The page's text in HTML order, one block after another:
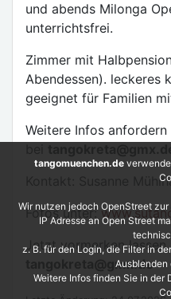
und abends Milonga
unterrichtsfrei.
Zimmer mit
Abendessen). leckeres
geeignet für Familien
Weitere Infos anfordern
Kontakt: Susanne
Fotos unter:
Jetzt vormerken lassen
tangokreta@gmx.de
tangomuenchen.de
Wir nutzen jedoch OpenStreet
IP Adresse an Open Street
z. B. für den Login, die Filter in
Ausblenden
Weitere Infos finden Sie in